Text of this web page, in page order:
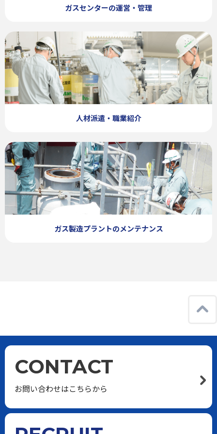
ガスセンターの運営・管理
人材派遣・職業紹介
ガス製造プラントのメンテナンス
CONTACT
お問い合わせはこちらから